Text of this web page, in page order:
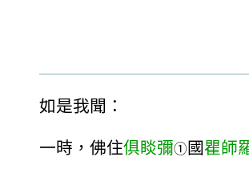
如是我聞：
一時，佛住俱睒彌① 國瞿師